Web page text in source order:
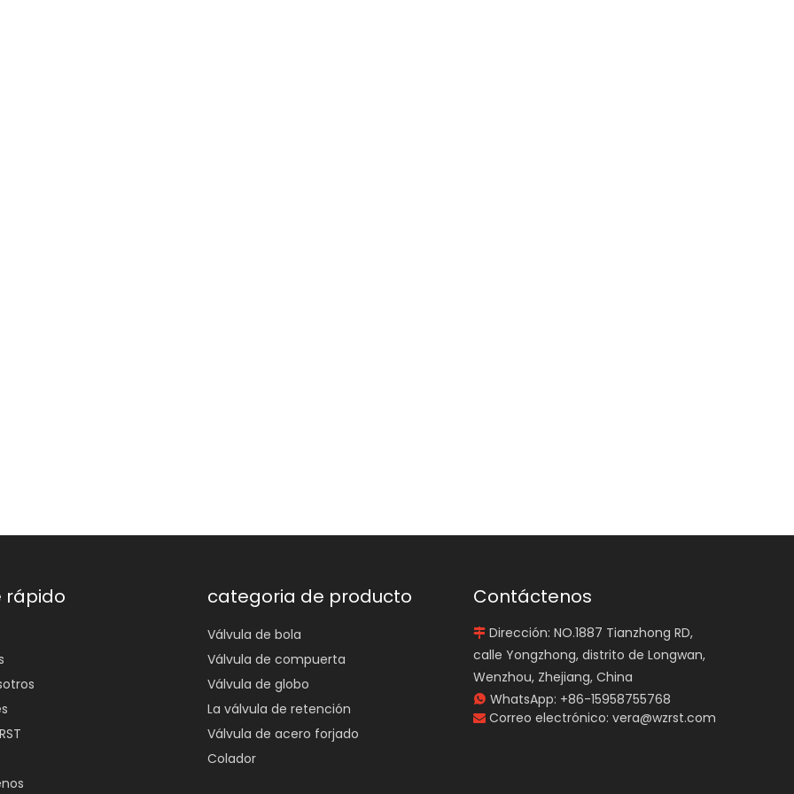
rápido categoria de producto
Válvula de bola
Válvula de compuerta
Válvula de globo
La válvula de retención
Válvula de acero forjado
Colador
Contáctenos
 Dirección: NO.1887 Tianzhong RD,
calle Yongzhong, distrito de Longwan,
Wenzhou, Zhejiang, China
 WhatsApp: +86-15958755768
 Correo electrónico: vera@wzrst.com